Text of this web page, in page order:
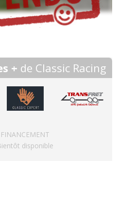
+ de Classic Racing
FINANCEMENT
disponible